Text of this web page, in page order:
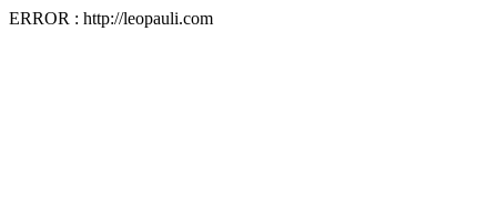
ERROR : http://leopauli.com